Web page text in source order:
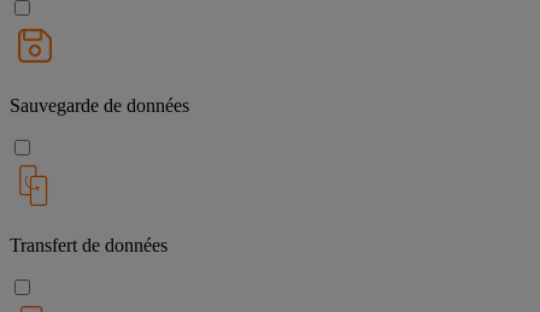
Sauvegarde de données
Transfert de données